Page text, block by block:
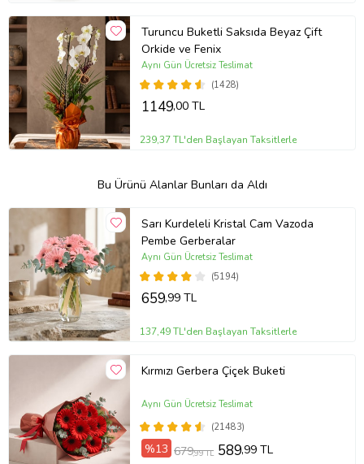
Turuncu Buketli Saksıda Beyaz Çift
Orkide ve Fenix
(1428)
Aynı Gün Ücretsiz Teslimat
1149,00 TL
239,37 TL'den Başlayan Taksitlerle
Bu Ürünü Alanlar Bunları da Aldı
Sarı Kurdeleli Kristal Cam Vazoda
Pembe Gerberalar
(5194)
Aynı Gün Ücretsiz Teslimat
659,99 TL
137,49 TL'den Başlayan Taksitlerle
Kırmızı Gerbera Çiçek Buketi
(21483)
Aynı Gün Ücretsiz Teslimat
%13 679,99 TL 589,99 TL